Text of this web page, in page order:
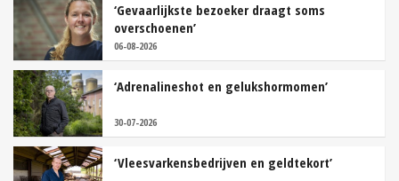
‘Gevaarlijkste bezoeker draagt soms
overschoenen’
06-08-2026
‘Adrenalineshot en gelukshormomen’
30-07-2026
‘Vleesvarkensbedrijven en geldtekort’